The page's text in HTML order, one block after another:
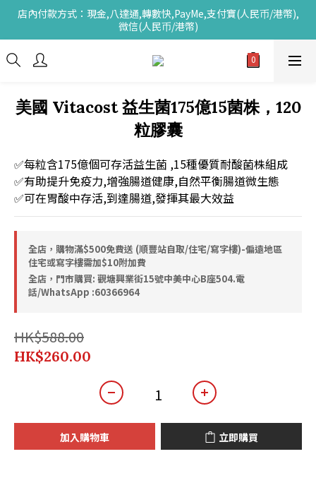
店內付款方式：現金,八達通,轉數快,PayMe,支付寶(人民币/港幣),
微信(人民币/港幣)
美國 Vitacost 益生菌175億15菌株，120
粒膠囊
✅每粒含175億個可存活益生菌 ,15種優質耐酸菌株組成
✅有助提升免疫力,增強腸道健康,自然平衡腸道微生態
✅可在胃酸中存活,到達腸道,發揮其最大效益
全店，購物滿$500免費送 (順豐站自取/住宅/寫字樓)-偏遠地區
住宅或寫字樓需加$10附加費
全店，門市購買: 觀塘興業街15號中美中心B座504.電
話/WhatsApp :60366964
HK$588.00
HK$260.00
加入購物車 立即購買